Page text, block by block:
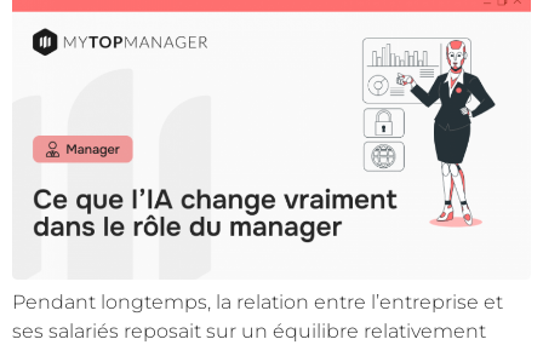
Pendant longtemps, la relation entre l’entreprise et
ses salariés reposait sur un équilibre relativement